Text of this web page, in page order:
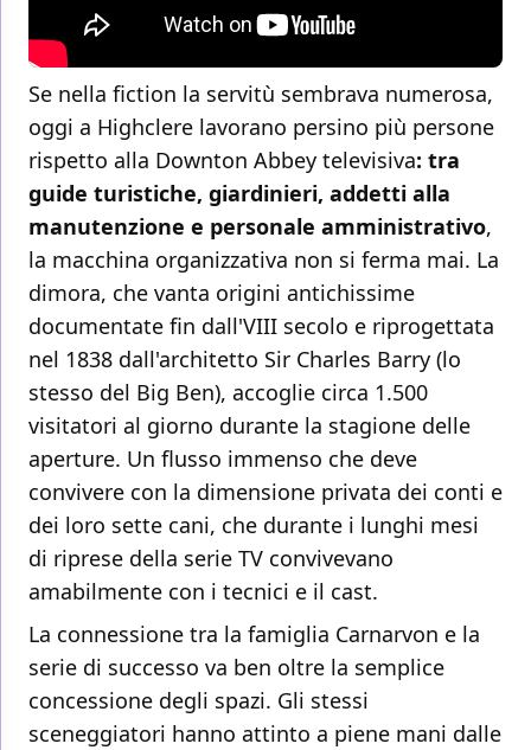
Se nella fiction la servitù sembrava numerosa,
oggi a Highclere lavorano persino più persone
rispetto alla Downton Abbey televisiva: tra
guide turistiche, giardinieri, addetti alla
manutenzione e personale amministrativo,
la macchina organizzativa non si ferma mai. La
dimora, che vanta origini antichissime
documentate fin dall'VIII secolo e riprogettata
nel 1838 dall'architetto Sir Charles Barry (lo
stesso del Big Ben), accoglie circa 1.500
visitatori al giorno durante la stagione delle
aperture. Un flusso immenso che deve
convivere con la dimensione privata dei conti e
dei loro sette cani, che durante i lunghi mesi
di riprese della serie TV convivevano
amabilmente con i tecnici e il cast.
La connessione tra la famiglia Carnarvon e la
serie di successo va ben oltre la semplice
concessione degli spazi. Gli stessi
sceneggiatori hanno attinto a piene mani dalle